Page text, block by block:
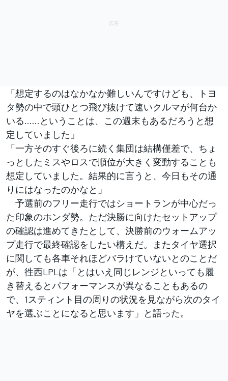
「想定するのはなかなか難しいんですけども、トヨ
タ勢の中で頭ひとつ飛び抜けて速いクルマが何台か
いる……ということは、この週末もあるだろうと想
定していました」
「一方そのすぐ後ろに続く集団は結構僅差で、ちょ
っとしたミスやロスで順位が大きく変動することも
想定していました。結果的に言うと、今日もその通
りにはなったのかなと」
予選前のフリー走行ではショートランが中心だっ
た印象のホンダ勢。ただ決勝に向けたセットアップ
の確認は進めてきたとして、決勝前のウォームアッ
プ走行で最終確認をしたい構えだ。またタイヤ選択
に関しても各車それほどバラけていないとのことだ
が、徃西LPLは「とはいえ同じレンジといっても履
き替えるとパフォーマンスが異なることもあるの
で、1スティント目の周りの状況を見ながら次のタイ
ヤを選ぶことになると思います」と語った。